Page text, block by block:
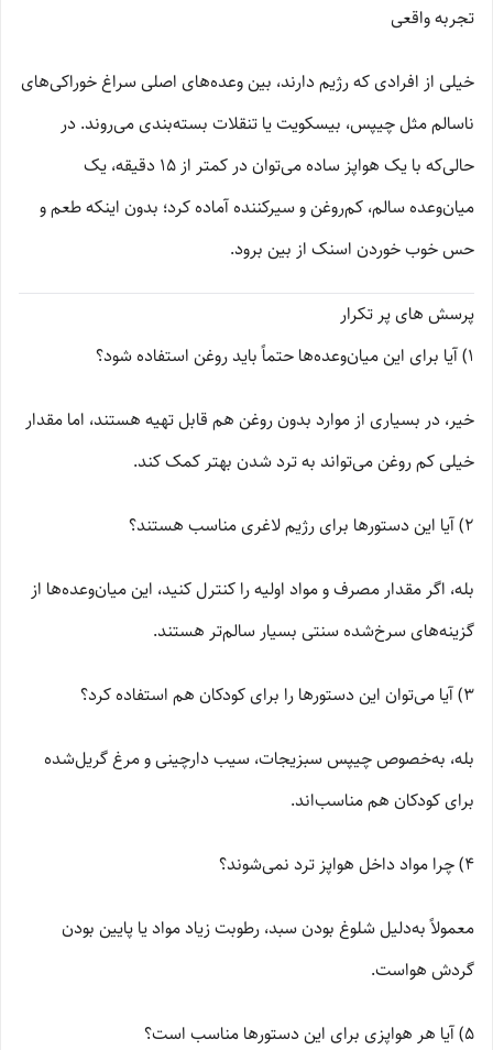
تجربه واقعی
خیلی از افرادی که رژیم دارند، بین وعده‌های اصلی سراغ خوراکی‌های
ناسالم مثل چیپس، بیسکویت یا تنقلات بسته‌بندی می‌روند. در
حالی‌که با یک هواپز ساده می‌توان در کمتر از ۱۵ دقیقه، یک
میان‌وعده سالم، کم‌روغن و سیرکننده آماده کرد؛ بدون اینکه طعم و
حس خوب خوردن اسنک از بین برود.
پرسش های پر تکرار
1) آیا برای این میان‌وعده‌ها حتماً باید روغن استفاده شود؟
خیر، در بسیاری از موارد بدون روغن هم قابل تهیه هستند، اما مقدار
خیلی کم روغن می‌تواند به ترد شدن بهتر کمک کند.
2) آیا این دستورها برای رژیم لاغری مناسب هستند؟
بله، اگر مقدار مصرف و مواد اولیه را کنترل کنید، این میان‌وعده‌ها از
گزینه‌های سرخ‌شده سنتی بسیار سالم‌تر هستند.
3) آیا می‌توان این دستورها را برای کودکان هم استفاده کرد؟
بله، به‌خصوص چیپس سبزیجات، سیب دارچینی و مرغ گریل‌شده
برای کودکان هم مناسب‌اند.
4) چرا مواد داخل هواپز ترد نمی‌شوند؟
معمولاً به‌دلیل شلوغ بودن سبد، رطوبت زیاد مواد یا پایین بودن
گردش هواست.
5) آیا هر هواپزی برای این دستورها مناسب است؟